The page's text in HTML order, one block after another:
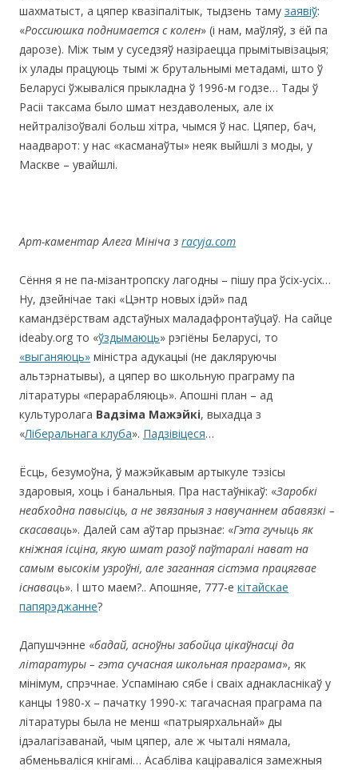
шахматыст, а цяпер квазіпалітык, тыдзень таму заявіў:
«Россиюшка поднимается с колен» (і нам, маўляў, з ёй па
дарозе). Між тым у суседзяў назіраецца прымітывізацыя;
іх улады працуюць тымі ж брутальнымі метадамі, што ў
Беларусі ўжываліся прыкладна ў 1996-м годзе… Тады ў
Расіі таксама было шмат нездаволеных, але іх
нейтралізоўвалі больш хітра, чымся ў нас. Цяпер, бач,
наадварот: у нас «касманаўты» неяк выйшлі з моды, у
Маскве – увайшлі.
Арт-каментар Алега Мініча з racyja.com
Cёння я не па-мізантропску лагодны – пішу пра ўсіх-усіх…
Ну, дзейнічае такі «Цэнтр новых ідэй» пад
камандзёрствам адстаўных маладафронтаўцаў. На сайце
ideaby.org то «ўздымаюць» рэгіёны Беларусі, то
«выганяюць» міністра адукацыі (не дакляруючы
альтэрнатывы), а цяпер во школьную праграму па
літаратуры «перарабляюць». Апошні план – ад
культуролага Вадзіма Мажэйкі, выхадца з
«Ліберальнага клуба». Падзівіцеся…
Ёсць, безумоўна, ў мажэйкавым артыкуле тэзісы
здаровыя, хоць і банальныя. Пра настаўнікаў: «Заробкі
неабходна павысіць, а не звязаныя з навучаннем абавязкі –
скасаваць». Далей сам аўтар прызнае: «Гэта гучыць як
кніжная ісціна, якую шмат разоў паўтаралі нават на
самым высокім узроўні, але заганная сістэма працягвае
існаваць». І што маем?.. Апошняе, 777-е кітайскае
папярэджанне?
Дапушчэнне «бадай, асноўны забойца цікаўнасці да
літаратуры – гэта сучасная школьная праграма», як
мінімум, спрэчнае. Успамінаю сябе і сваіх аднакласнікаў у
канцы 1980-х – пачатку 1990-х: тагачасная праграма па
літаратуры была не менш «патрыярхальнай» ды
ідэалагізаванай, чым цяпер, але ж чыталі нямала,
абменьваліся кнігамі… Асабліва каціраваліся замежныя